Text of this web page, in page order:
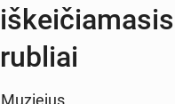
rubliai
Muziejus